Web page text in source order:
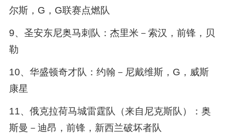
尔斯，G，G联赛点燃队
9、圣安东尼奥马刺队：杰里米－索汉，前锋，贝
勒
10、华盛顿奇才队：约翰－尼戴维斯，G，威斯
康星
11、俄克拉荷马城雷霆队（来自尼克斯队）：奥
斯曼－迪昂，前锋，新西兰破坏者队